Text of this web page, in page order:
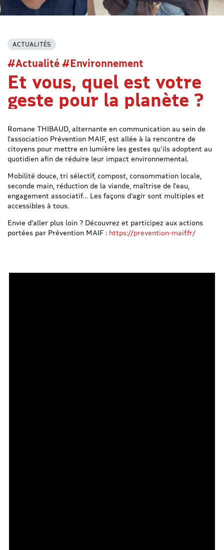
ACTUALITÉS
#Actualité #Environnement
Et vous, quel est votre
geste pour la planète ?
Romane THIBAUD, alternante en communication au sein de
l’association Prévention MAIF, est allée à la rencontre de
citoyens pour mettre en lumière les gestes qu’ils adoptent au
quotidien afin de réduire leur impact environnemental.
Mobilité douce, tri sélectif, compost, consommation locale,
seconde main, réduction de la viande, maîtrise de l’eau,
engagement associatif… Les façons d’agir sont multiples et
accessibles à tous.
Envie d’aller plus loin ? Découvrez et participez aux actions
portées par Prévention MAIF : https://prevention-maif.fr/